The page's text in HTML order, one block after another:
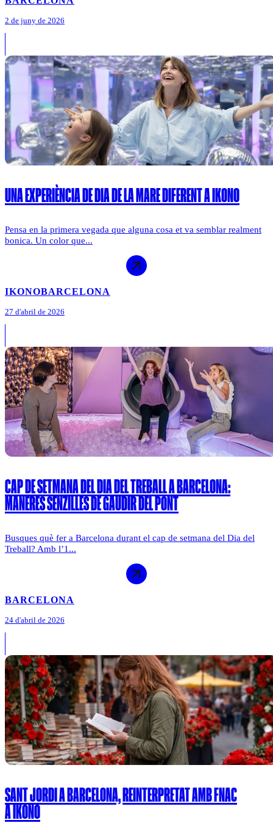
2 de juny de 2026
UNA EXPERIÈNCIA DE DIA DE LA MARE DIFERENT A IKONO
Pensa en la primera vegada que alguna cosa et va semblar realment
bonica. Un color que...
IKONOBARCELONA
27 d'abril de 2026
CAP DE SETMANA DEL DIA DEL TREBALL A BARCELONA:
MANERES SENZILLES DE GAUDIR DEL PONT
Busques què fer a Barcelona durant el cap de setmana del Dia del
Treball? Amb l’1...
BARCELONA
24 d'abril de 2026
SANT JORDI A BARCELONA, REINTERPRETAT AMB FNAC
A IKONO